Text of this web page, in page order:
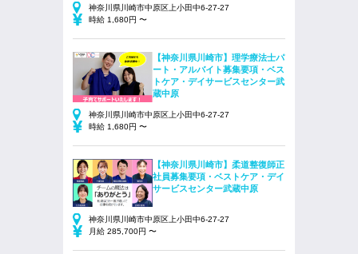
神奈川県川崎市中原区上小田中6-27-27
時給 1,680円 〜
【神奈川県川崎市】理学療法士パ
ート・アルバイト募集要項・ベス
トケア・デイサービスセンター武
蔵中原
神奈川県川崎市中原区上小田中6-27-27
時給 1,680円 〜
【神奈川県川崎市】柔道整復師正
社員募集要項・ベストケア・デイ
サービスセンター武蔵中原
神奈川県川崎市中原区上小田中6-27-27
月給 285,700円 〜